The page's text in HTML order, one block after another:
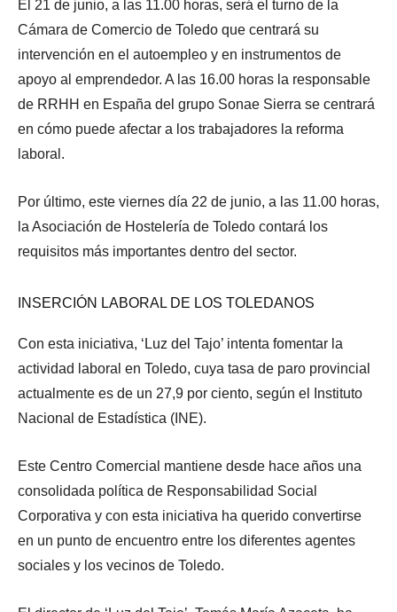
El 21 de junio, a las 11.00 horas, será el turno de la
Cámara de Comercio de Toledo que centrará su
intervención en el autoempleo y en instrumentos de
apoyo al emprendedor. A las 16.00 horas la responsable
de RRHH en España del grupo Sonae Sierra se centrará
en cómo puede afectar a los trabajadores la reforma
laboral.
Por último, este viernes día 22 de junio, a las 11.00 horas,
la Asociación de Hostelería de Toledo contará los
requisitos más importantes dentro del sector.
INSERCIÓN LABORAL DE LOS TOLEDANOS
Con esta iniciativa, ‘Luz del Tajo’ intenta fomentar la
actividad laboral en Toledo, cuya tasa de paro provincial
actualmente es de un 27,9 por ciento, según el Instituto
Nacional de Estadística (INE).
Este Centro Comercial mantiene desde hace años una
consolidada política de Responsabilidad Social
Corporativa y con esta iniciativa ha querido convertirse
en un punto de encuentro entre los diferentes agentes
sociales y los vecinos de Toledo.